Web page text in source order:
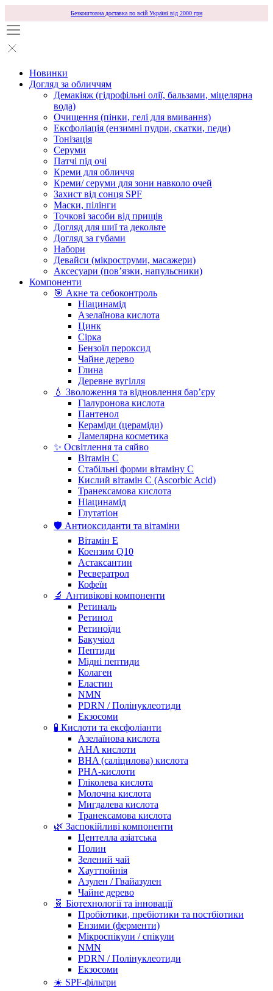
Безкоштовна доставка по всій Україні від 2000 грн
Новинки
Догляд за обличчям
Демакіяж (гідрофільні олії, бальзами, міцелярна
вода)
Очищення (пінки, гелі для вмивання)
Ексфоліація (ензимні пудри, скатки, педи)
Тонізація
Серуми
Патчі під очі
Креми для обличчя
Креми/ серуми для зони навколо очей
Захист від сонця SPF
Маски, пілінги
Точкові засоби від прищів
Догляд для шиї та декольте
Догляд за губами
Набори
Девайси (мікроструми, масажери)
Аксесуари (повʼязки, напульсники)
Компоненти
🎯 Акне та себоконтроль
Ніацинамід
Азелаїнова кислота
Цинк
Сірка
Бензоїл пероксид
Чайне дерево
Глина
Деревне вугілля
💧 Зволоження та відновлення бар’єру
Гіалуронова кислота
Пантенол
Кераміди (цераміди)
Ламелярна косметика
✨ Освітлення та сяйво
Вітамін С
Стабільні форми вітаміну С
Кислий вітамін С (Ascorbic Acid)
Транексамова кислота
Ніацинамід
Глутатіон
🛡️ Антиоксиданти та вітаміни
Вітамін Е
Коензим Q10
Астаксантин
Ресвератрол
Кофеїн
🔬 Антивікові компоненти
Ретиналь
Ретинол
Ретиноїди
Бакучіол
Пептиди
Мідні пептиди
Колаген
Еластин
NMN
PDRN / Полінуклеотиди
Екзосоми
🧪 Кислоти та ексфоліанти
Азелаїнова кислота
AHA кислоти
BHA (саліцилова) кислота
PHA-кислоти
Гліколева кислота
Молочна кислота
Мигдалева кислота
Транексамова кислота
🌿 Заспокійливі компоненти
Центелла азіатська
Полин
Зелений чай
Хауттюйнія
Азулен / Гвайазулен
Чайне дерево
🧬 Біотехнології та інновації
Пробіотики, пребіотики та постбіотики
Ензими (ферменти)
Мікроспікули / спікули
NMN
PDRN / Полінуклеотиди
Екзосоми
☀️ SPF-фільтри